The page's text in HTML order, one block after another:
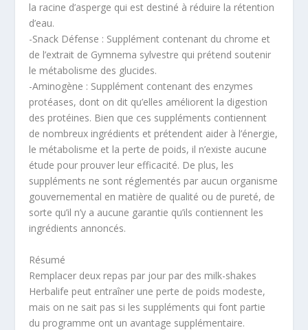
la racine d’asperge qui est destiné à réduire la rétention
d’eau.
-Snack Défense : Supplément contenant du chrome et
de l’extrait de Gymnema sylvestre qui prétend soutenir
le métabolisme des glucides.
-Aminogène : Supplément contenant des enzymes
protéases, dont on dit qu’elles améliorent la digestion
des protéines. Bien que ces suppléments contiennent
de nombreux ingrédients et prétendent aider à l’énergie,
le métabolisme et la perte de poids, il n’existe aucune
étude pour prouver leur efficacité. De plus, les
suppléments ne sont réglementés par aucun organisme
gouvernemental en matière de qualité ou de pureté, de
sorte qu’il n’y a aucune garantie qu’ils contiennent les
ingrédients annoncés.
Résumé
Remplacer deux repas par jour par des milk-shakes
Herbalife peut entraîner une perte de poids modeste,
mais on ne sait pas si les suppléments qui font partie
du programme ont un avantage supplémentaire.